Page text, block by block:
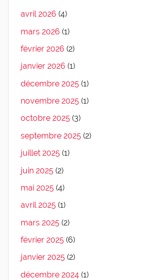
avril 2026 (4)
mars 2026 (1)
février 2026 (2)
janvier 2026 (1)
décembre 2025 (1)
novembre 2025 (1)
octobre 2025 (3)
septembre 2025 (2)
juillet 2025 (1)
juin 2025 (2)
mai 2025 (4)
avril 2025 (1)
mars 2025 (2)
février 2025 (6)
janvier 2025 (2)
décembre 2024 (1)